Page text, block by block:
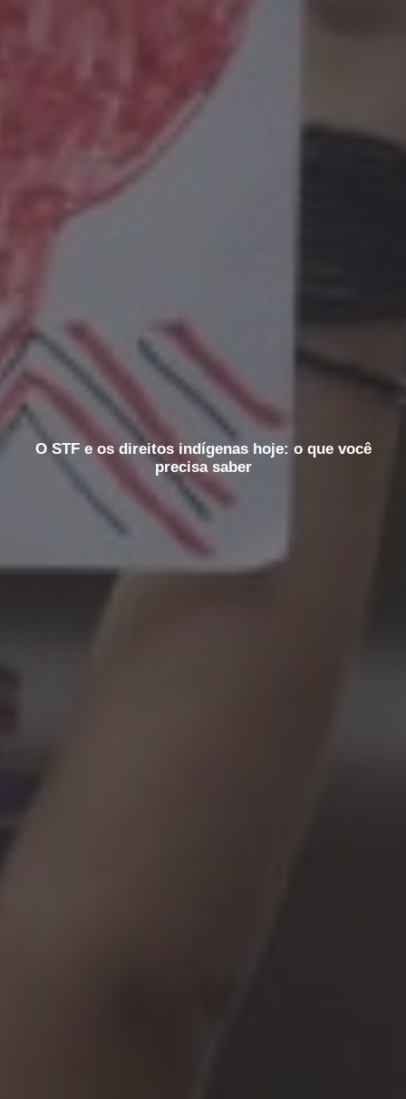
O STF e os direitos indígenas hoje: o que você
precisa saber